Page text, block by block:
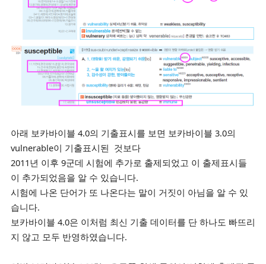
아래 보카바이블 4.0의 기출표시를 보면 보카바이블 3.0의
vulnerable이 기출표시된 것보다
2011년 이후 9군데 시험에 추가로 출제되었고 이 출제표시들
이 추가되었음을 알 수 있습니다.
시험에 나온 단어가 또 나온다는 말이 거짓이 아님을 알 수 있
습니다.
보카바이블 4.0은 이처럼 최신 기출 데이터를 단 하나도 빠뜨리
지 않고 모두 반영하였습니다.